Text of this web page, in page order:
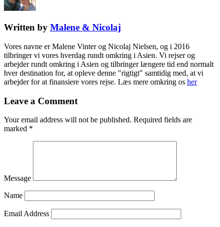
Written by Malene & Nicolaj
Vores navne er Malene Vinter og Nicolaj Nielsen, og i 2016
tilbringer vi vores hverdag rundt omkring i Asien. Vi rejser og
arbejder rundt omkring i Asien og tilbringer længere tid end normalt
hver destination for, at opleve denne "rigtigt" samtidig med, at vi
arbejder for at finansiere vores rejse. Læs mere omkring os her
Leave a Comment
Your email address will not be published. Required fields are
marked *
Message
Name
Email Address